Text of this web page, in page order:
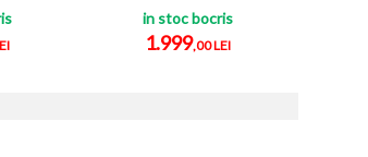
in stoc bocris
1.999,00 LEI